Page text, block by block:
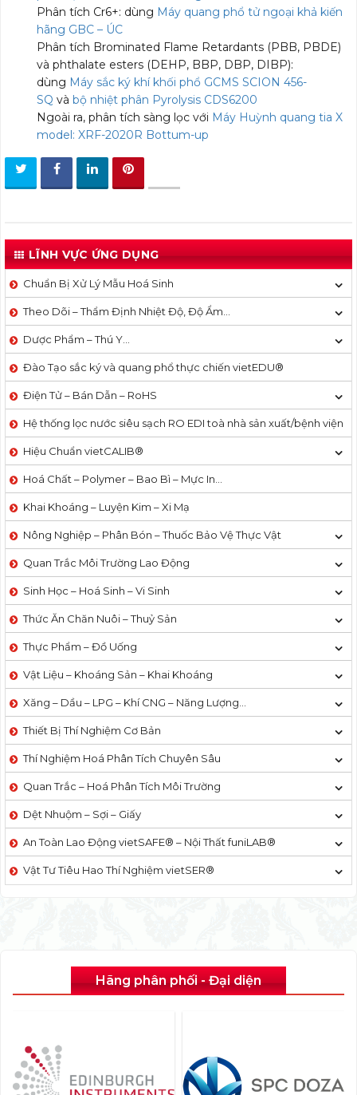
Phân tích Cr6+: dùng Máy quang phổ tử ngoại khả kiến
hãng GBC – ÚC
Phân tích Brominated Flame Retardants (PBB, PBDE)
và phthalate esters (DEHP, BBP, DBP, DIBP):
dùng Máy sắc ký khí khối phổ GCMS SCION 456-
SQ và bộ nhiệt phân Pyrolysis CDS6200
Ngoài ra, phân tích sàng lọc với Máy Huỳnh quang tia X
model: XRF-2020R Bottum-up
LĨNH VỰC ỨNG DỤNG
Chuẩn Bị Xử Lý Mẫu Hoá Sinh
Theo Dõi – Thẩm Định Nhiệt Độ, Độ Ẩm…
Dược Phẩm – Thú Y…
Đào Tạo sắc ký và quang phổ thực chiến vietEDU®
Điện Tử – Bán Dẫn – RoHS
Hệ thống lọc nước siêu sạch RO EDI​​ toà nhà sản xuất/bệnh viện
Hiệu Chuẩn vietCALIB®
Hoá Chất – Polymer – Bao Bì – Mực In…
Khai Khoáng – Luyện Kim – Xi Mạ
Nông Nghiệp – Phân Bón – Thuốc Bảo Vệ Thực Vật
Quan Trắc Môi Trường Lao Động
Sinh Học – Hoá Sinh – Vi Sinh
Thức Ăn Chăn Nuôi – Thuỷ Sản
Thực Phẩm – Đồ Uống
Vật Liệu – Khoáng Sản – Khai Khoáng
Xăng – Dầu – LPG – Khí CNG – Năng Lượng…
Thiết Bị Thí Nghiệm Cơ Bản
Thí Nghiệm Hoá Phân Tích Chuyên Sâu
Quan Trắc – Hoá Phân Tích Môi Trường
Dệt Nhuộm – Sợi – Giấy
An Toàn Lao Động vietSAFE® – Nội Thất funiLAB®
Vật Tư Tiêu Hao Thí Nghiệm vietSER®
Hãng phân phối - Đại diện